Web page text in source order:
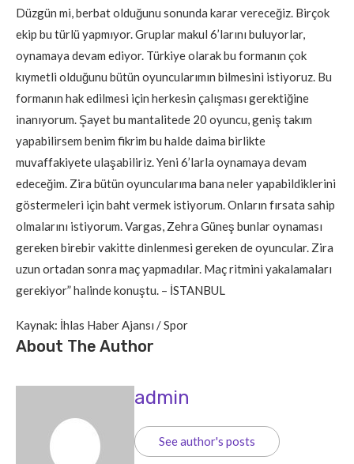
Düzgün mi, berbat olduğunu sonunda karar vereceğiz. Birçok
ekip bu türlü yapmıyor. Gruplar makul 6’larını buluyorlar,
oynamaya devam ediyor. Türkiye olarak bu formanın çok
kıymetli olduğunu bütün oyuncularımın bilmesini istiyoruz. Bu
formanın hak edilmesi için herkesin çalışması gerektiğine
inanıyorum. Şayet bu mantalitede 20 oyuncu, geniş takım
yapabilirsem benim fikrim bu halde daima birlikte
muvaffakiyete ulaşabiliriz. Yeni 6’larla oynamaya devam
edeceğim. Zira bütün oyuncularıma bana neler yapabildiklerini
göstermeleri için baht vermek istiyorum. Onların fırsata sahip
olmalarını istiyorum. Vargas, Zehra Güneş bunlar oynaması
gereken birebir vakitte dinlenmesi gereken de oyuncular. Zira
uzun ortadan sonra maç yapmadılar. Maç ritmini yakalamaları
gerekiyor” halinde konuştu. – İSTANBUL
Kaynak: İhlas Haber Ajansı / Spor
About The Author
admin
See author's posts